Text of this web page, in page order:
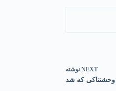
NEXT نوشته
وحشتناکی که شد